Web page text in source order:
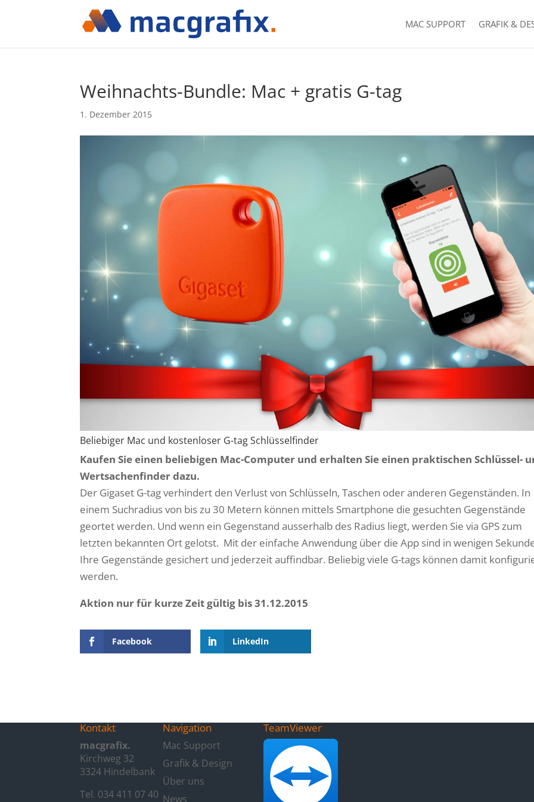
MAC SUPPORT GRAFIK &
Weihnachts-Bundle: Mac + gratis G-tag
1. Dezember 2015
Beliebiger Mac und kostenloser G-tag Schlüsselfinder
Kaufen Sie einen beliebigen Mac-Computer und erhalten Sie einen praktischen Schlüssel-
Wertsachenfinder dazu.
Der Gigaset G-tag verhindert den Verlust von Schlüsseln, Taschen oder anderen Gegenständen. In
einem Suchradius von bis zu 30 Metern können mittels Smartphone die gesuchten Gegenstände
geortet werden. Und wenn ein Gegenstand ausserhalb des Radius liegt, werden Sie via GPS zum
letzten bekannten Ort gelotst. Mit der einfache Anwendung über die App sind in wenigen
Ihre Gegenstände gesichert und jederzeit auffindbar. Beliebig viele G-tags können damit
werden.
Aktion nur für kurze Zeit gültig bis 31.12.2015
Facebook LinkedIn
Kontakt
macgrafix.
Kirchweg 32
3324 Hindelbank
Tel. 034 411 07 40
Navigation
Mac Support
Grafik & Design
Über uns
News
TeamViewer